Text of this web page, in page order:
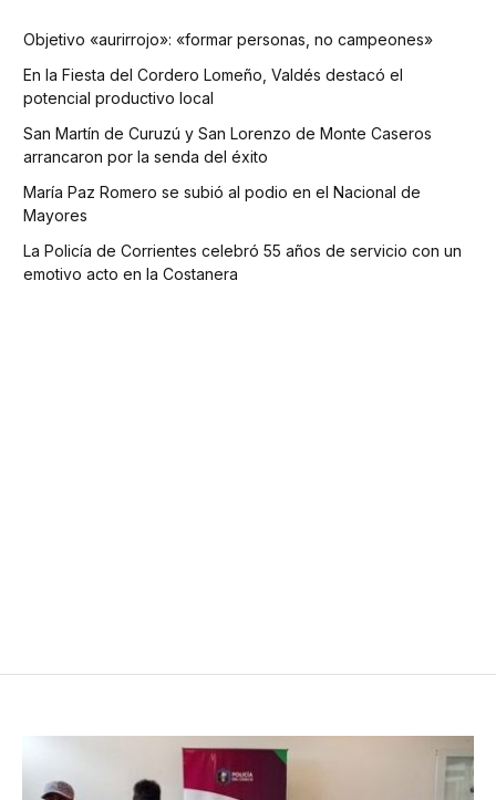
Objetivo «aurirrojo»: «formar personas, no campeones»
En la Fiesta del Cordero Lomeño, Valdés destacó el
potencial productivo local
San Martín de Curuzú y San Lorenzo de Monte Caseros
arrancaron por la senda del éxito
María Paz Romero se subió al podio en el Nacional de
Mayores
La Policía de Corrientes celebró 55 años de servicio con un
emotivo acto en la Costanera